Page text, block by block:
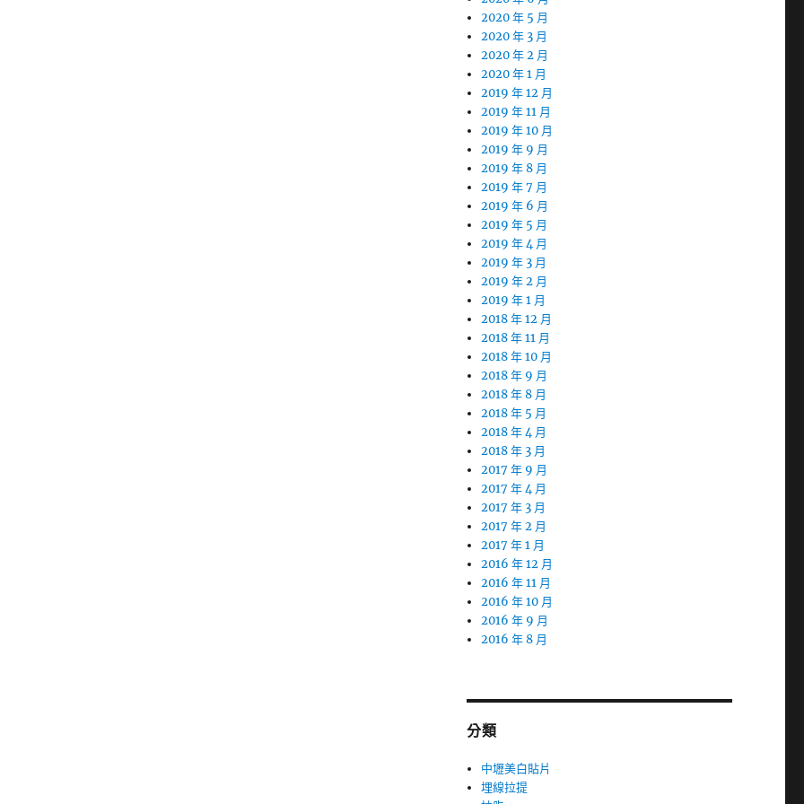
2020 年 5 月
2020 年 3 月
2020 年 2 月
2020 年 1 月
2019 年 12 月
2019 年 11 月
2019 年 10 月
2019 年 9 月
2019 年 8 月
2019 年 7 月
2019 年 6 月
2019 年 5 月
2019 年 4 月
2019 年 3 月
2019 年 2 月
2019 年 1 月
2018 年 12 月
2018 年 11 月
2018 年 10 月
2018 年 9 月
2018 年 8 月
2018 年 5 月
2018 年 4 月
2018 年 3 月
2017 年 9 月
2017 年 4 月
2017 年 3 月
2017 年 2 月
2017 年 1 月
2016 年 12 月
2016 年 11 月
2016 年 10 月
2016 年 9 月
2016 年 8 月
分類
中壢美白貼片
埋線拉提